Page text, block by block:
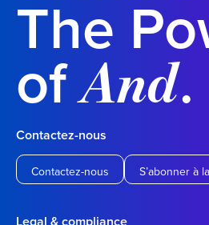
The
ofAnd.
Contactez-nous
Contactez-nous S’abonner à